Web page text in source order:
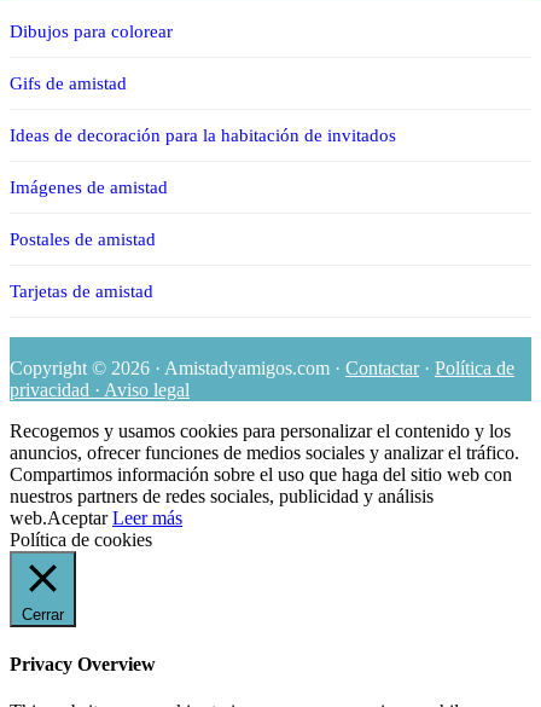
Dibujos para colorear
Gifs de amistad
Ideas de decoración para la habitación de invitados
Imágenes de amistad
Postales de amistad
Tarjetas de amistad
Copyright © 2026 · Amistadyamigos.com · Contactar· Política de
privacidad · Aviso legal
Recogemos y usamos cookies para personalizar el contenido y los
anuncios, ofrecer funciones de medios sociales y analizar el tráfico.
Compartimos información sobre el uso que haga del sitio web con
nuestros partners de redes sociales, publicidad y análisis
web.Aceptar Leer más
Política de cookies
Cerrar
Privacy Overview